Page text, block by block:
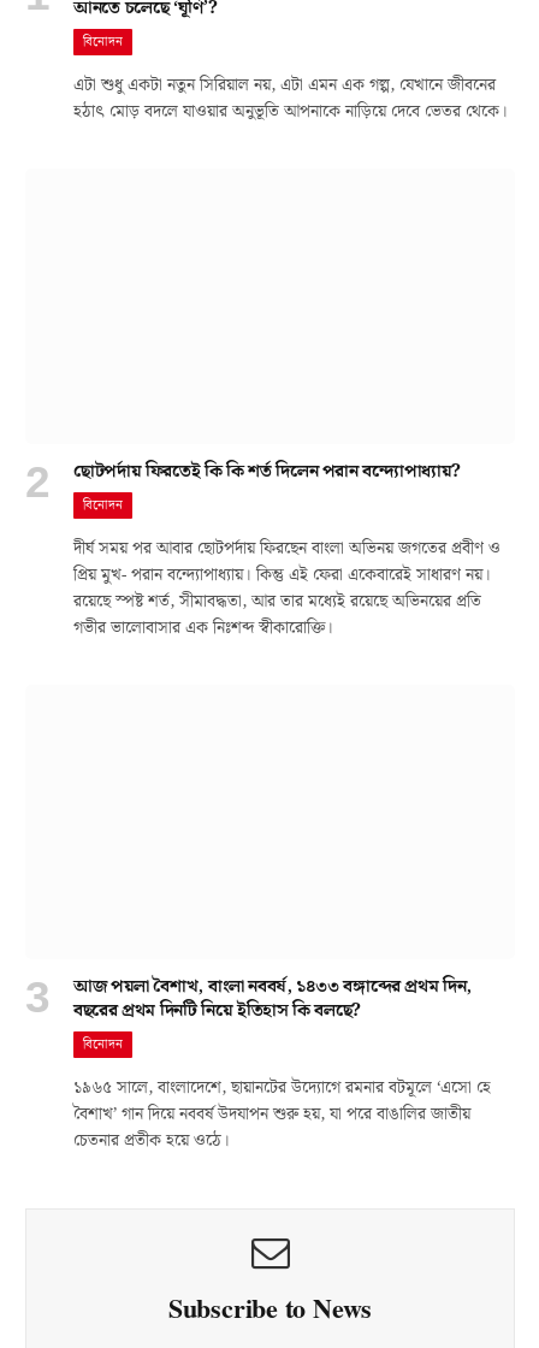
আনতে চলেছে ‘ঘূর্ণি’?
বিনোদন
এটা শুধু একটা নতুন সিরিয়াল নয়, এটা এমন এক গল্প, যেখানে জীবনের
হঠাৎ মোড় বদলে যাওয়ার অনুভূতি আপনাকে নাড়িয়ে দেবে ভেতর থেকে।
ছোটপর্দায় ফিরতেই কি কি শর্ত দিলেন পরান বন্দ্যোপাধ্যায়?
বিনোদন
দীর্ঘ সময় পর আবার ছোটপর্দায় ফিরছেন বাংলা অভিনয় জগতের প্রবীণ ও
প্রিয় মুখ- পরান বন্দ্যোপাধ্যায়। কিন্তু এই ফেরা একেবারেই সাধারণ নয়।
রয়েছে স্পষ্ট শর্ত, সীমাবদ্ধতা, আর তার মধ্যেই রয়েছে অভিনয়ের প্রতি
গভীর ভালোবাসার এক নিঃশব্দ স্বীকারোক্তি।
আজ পয়লা বৈশাখ, বাংলা নববর্ষ, ১৪৩৩ বঙ্গাব্দের প্রথম দিন,
বছরের প্রথম দিনটি নিয়ে ইতিহাস কি বলছে?
বিনোদন
১৯৬৫ সালে, বাংলাদেশে, ছায়ানটের উদ্যোগে রমনার বটমূলে ‘এসো হে
বৈশাখ’ গান দিয়ে নববর্ষ উদযাপন শুরু হয়, যা পরে বাঙালির জাতীয়
চেতনার প্রতীক হয়ে ওঠে।
Subscribe to News